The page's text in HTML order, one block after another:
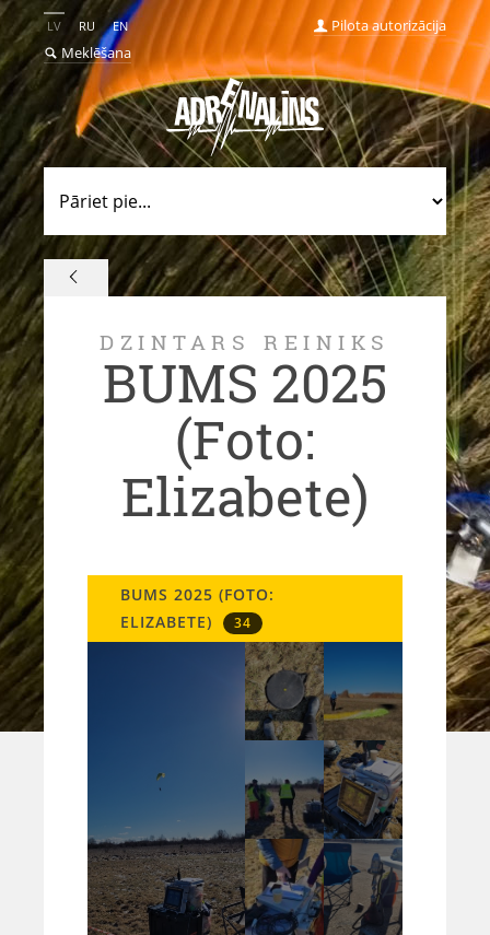
LV RU EN
Meklēšana
Pilota autorizācija
DZINTARS REINIKS
BUMS 2025
(Foto:
Elizabete)
BUMS 2025 (FOTO:
ELIZABETE)
34